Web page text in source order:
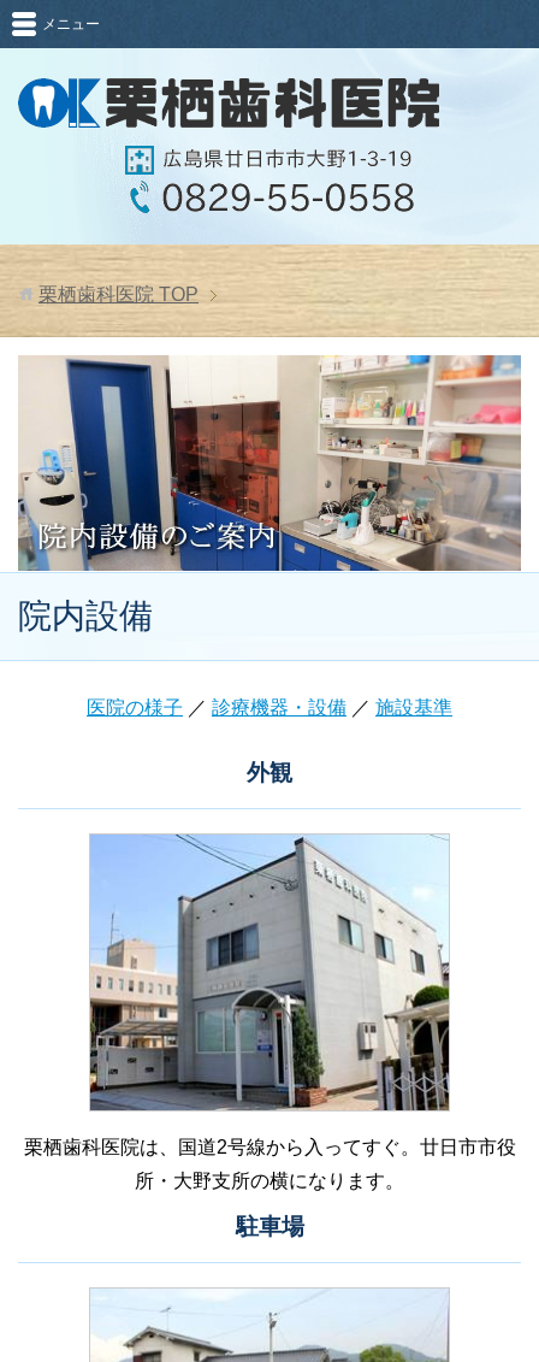
メニュー
栗栖歯科医院 TOP
院内設備
医院の様子 ／ 診療機器・設備 ／ 施設基準
外観
栗栖歯科医院は、国道2号線から入ってすぐ。廿日市市役
所・大野支所の横になります。
駐車場